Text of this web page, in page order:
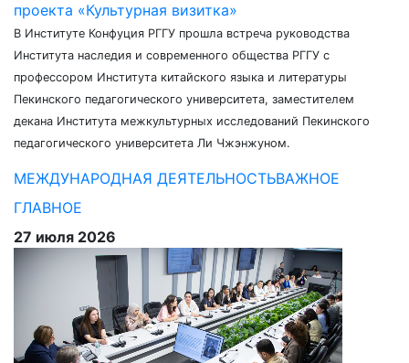
проекта «Культурная визитка»
В Институте Конфуция РГГУ прошла встреча руководства
Института наследия и современного общества РГГУ с
профессором Института китайского языка и литературы
Пекинского педагогического университета, заместителем
декана Института межкультурных исследований Пекинского
педагогического университета Ли Чжэнжуном.
МЕЖДУНАРОДНАЯ ДЕЯТЕЛЬНОСТЬВАЖНОЕ
ГЛАВНОЕ
27 июля 2026